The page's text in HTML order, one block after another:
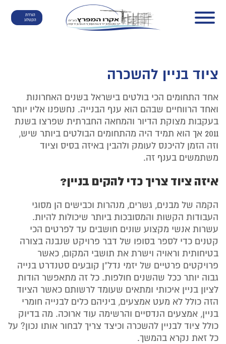
הורדת
הקטלוג
ציוד בניין להשכרה
אחד התחומים הכי בולטים בישראל בשנים האחרונות
ואחד הרווחיים שבהם הוא ענף הבנייה. נחשפנו אליו יותר
בעקבות מצוקת הדיור והמחאה החברתית שפרצו בשנת
2011 אך הוא תמיד היה מהתחומים הבולטים ביותר שיש,
וזה הזמן להיכנס לעומק ולהבין באיזה בסיס וציוד
משתמשים בענף זה.
איזה ציוד צריך כדי להקים בניין?
הקמה של מבנים, גשרים, מנהרות וכבישים הן מסוגי
העבודות הקשות והמסובכות ביותר שיכולות להיות.
עשרות אנשי מקצוע שונים חושבים עד לפרטים הכי
קטנים כדי לספר בסופו של דבר פרויקט שנבנה בצורה
בטיחותית וראויה וישרת את תושבי המקום, כאשר
פרויקטים פרטיים של יזמי נדל"ן קובעים סטנדרט בנייה
גבוה יותר ככל שהשנים חולפות. כל זה מתאפשר הודות
לציון בניין איכותי ומתאים שעומד לרשותם כאשר הציוד
הזה כולל לא מעט אמצעים, ביניהם כלים לבנייה חומרי
בניין, אמצעים הנדסיים והרשימה עוד ארוכה. מה בדיוק
כולל ציוד לבניין להשכרה וכיצד צריך לבחור אותו נכון? על
כל זאת נקרא בהמשך.